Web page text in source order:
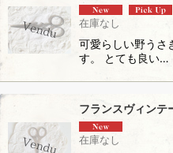
在庫なし
可愛らしい野うさ
す。 とても良い…
フランスヴィン
在庫なし